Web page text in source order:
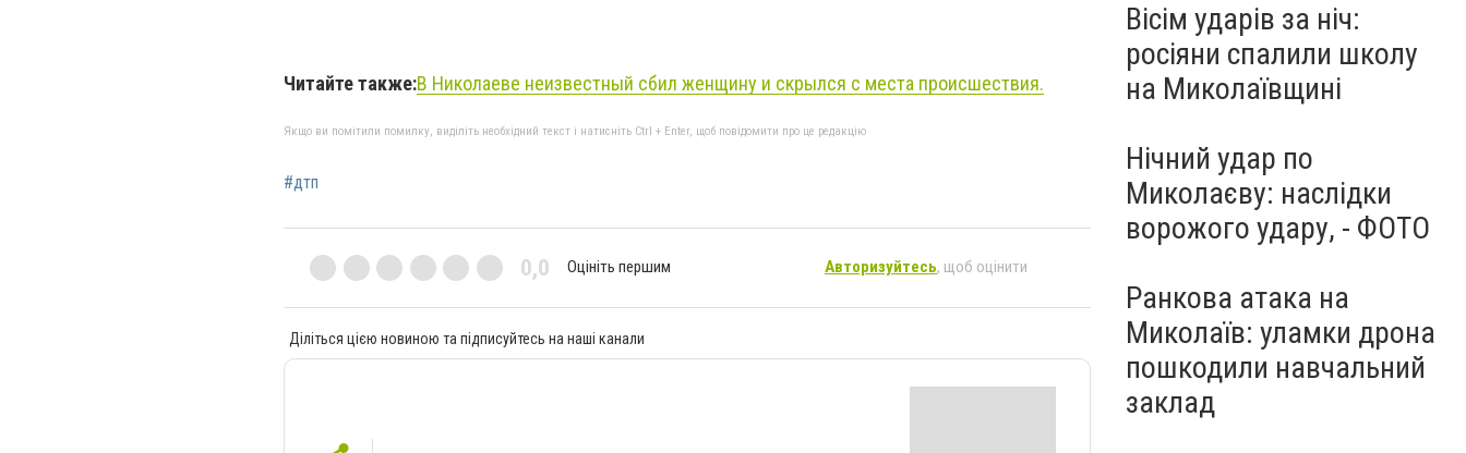
Читайте также:В Николаеве неизвестный сбил женщину и скрылся с места происшествия.
Якщо ви помітили помилку, виділіть необхідний текст і натисніть Ctrl + Enter, щоб повідомити про це редакцію
#дтп
0,0 Оцініть першим Авторизуйтесь, щоб оцінити
Діліться цією новиною та підписуйтесь на наші канали
прохолодний транспорт та
нові локації з
«туманчиками»
Вісім ударів за ніч:
росіяни спалили школу
на Миколаївщині
Нічний удар по
Миколаєву: наслідки
ворожого удару, - ФОТО
Ранкова атака на
Миколаїв: уламки дрона
пошкодили навчальний
заклад